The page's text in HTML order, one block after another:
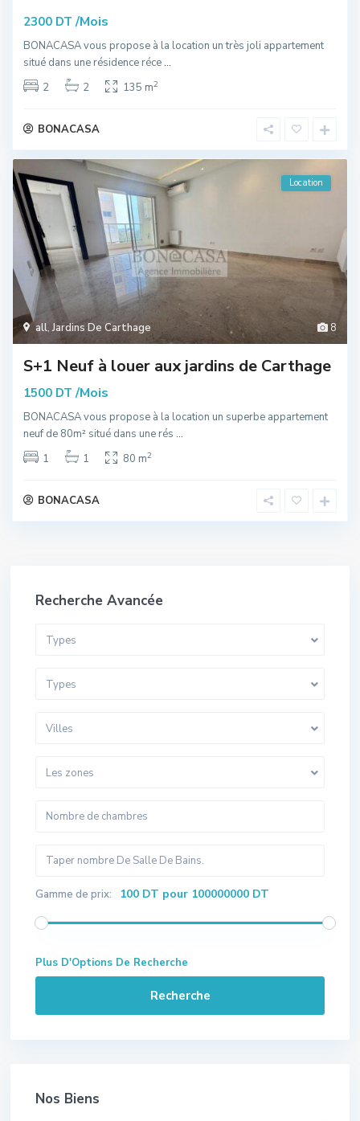
2300 DT /Mois
BONACASA vous propose à la location un très joli appartement
situé dans une résidence réce...
2
2 135 m2
BONACASA
8
all,Jardins De Carthage
Location
S+1 Neuf à louer aux jardins de Carthage
1500 DT /Mois
BONACASA vous propose à la location un superbe appartement
neuf de 80m² situé dans une rés ...
1
1 80 m2
BONACASA
Recherche Avancée
Types
Types
Villes
Les zones
Gamme de prix: 100 DT pour 100000000 DT
Plus D'Options De Recherche
Recherche
Nos Biens